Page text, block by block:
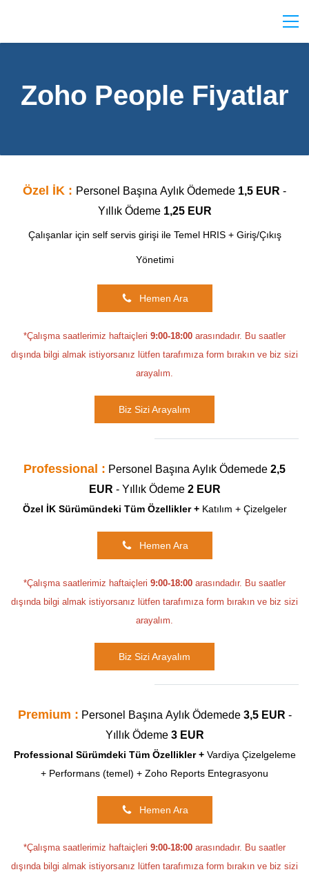
Zoho People Fiyatlar
Özel İK : Personel Başına Aylık Ödemede 1,5 EUR -
Yıllık Ödeme 1,25 EUR
Çalışanlar için self servis girişi ile Temel HRIS + Giriş/Çıkış
Yönetimi
Hemen Ara
*Çalışma saatlerimiz haftaiçleri 9:00-18:00 arasındadır. Bu saatler
dışında bilgi almak istiyorsanız lütfen tarafımıza form bırakın ve biz sizi
arayalım.
Biz Sizi Arayalım
Professional : Personel Başına Aylık Ödemede 2,5
EUR - Yıllık Ödeme 2 EUR
Özel İK Sürümündeki Tüm Özellikler+ Katılım + Çizelgeler
Hemen Ara
*Çalışma saatlerimiz haftaiçleri 9:00-18:00 arasındadır. Bu saatler
dışında bilgi almak istiyorsanız lütfen tarafımıza form bırakın ve biz sizi
arayalım.
Biz Sizi Arayalım
Premium : Personel Başına Aylık Ödemede 3,5 EUR -
Yıllık Ödeme 3 EUR
Professional Sürümdeki Tüm Özellikler + Vardiya Çizelgeleme
+ Performans (temel) + Zoho Reports Entegrasyonu
Hemen Ara
*Çalışma saatlerimiz haftaiçleri 9:00-18:00 arasındadır. Bu saatler
dışında bilgi almak istiyorsanız lütfen tarafımıza form bırakın ve biz sizi